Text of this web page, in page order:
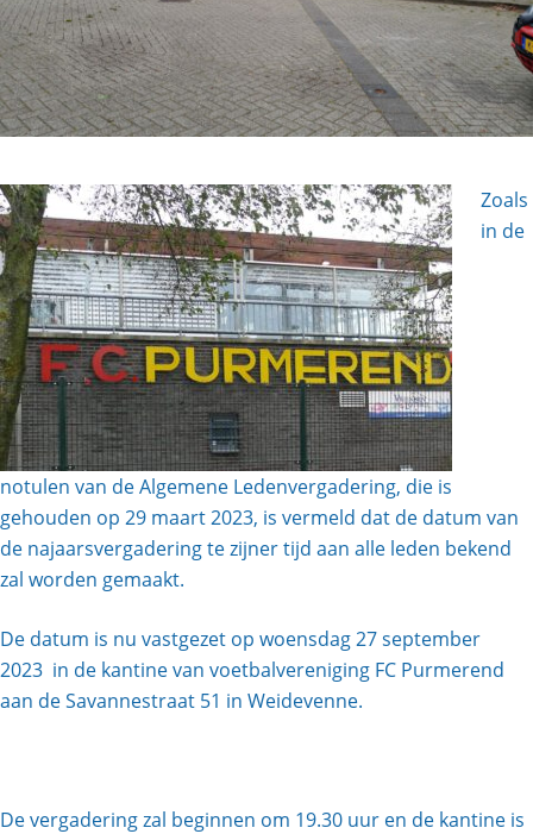
Zoals
in de
notulen van de Algemene Ledenvergadering, die is
gehouden op 29 maart 2023, is vermeld dat de datum van
de najaarsvergadering te zijner tijd aan alle leden bekend
zal worden gemaakt.
De datum is nu vastgezet op woensdag 27 september
2023 in de kantine van voetbalvereniging FC Purmerend
aan de Savannestraat 51 in Weidevenne.
De vergadering zal beginnen om 19.30 uur en de kantine is